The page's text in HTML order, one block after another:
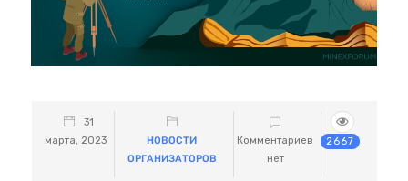
31
марта, 2023
НОВОСТИ
ОРГАНИЗАТОРОВ
Комментариев
нет
2667